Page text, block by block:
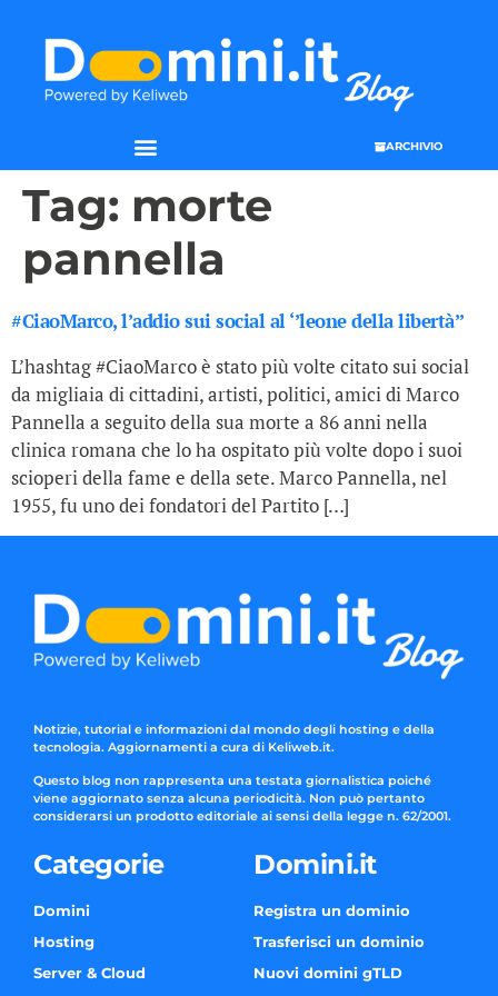
ARCHIVIO
Tag: morte
pannella
#CiaoMarco, l’addio sui social al ‘’leone della libertà’’
L’hashtag #CiaoMarco è stato più volte citato sui social
da migliaia di cittadini, artisti, politici, amici di Marco
Pannella a seguito della sua morte a 86 anni nella
clinica romana che lo ha ospitato più volte dopo i suoi
scioperi della fame e della sete. Marco Pannella, nel
1955, fu uno dei fondatori del Partito […]
Notizie, tutorial e informazioni dal mondo degli hosting e della
tecnologia. Aggiornamenti a cura di Keliweb.it.
Questo blog non rappresenta una testata giornalistica poiché
viene aggiornato senza alcuna periodicità. Non può pertanto
considerarsi un prodotto editoriale ai sensi della legge n. 62/2001.
Categorie
Domini
Hosting
Server & Cloud
Domini.it
Registra un dominio
Trasferisci un dominio
Nuovi domini gTLD